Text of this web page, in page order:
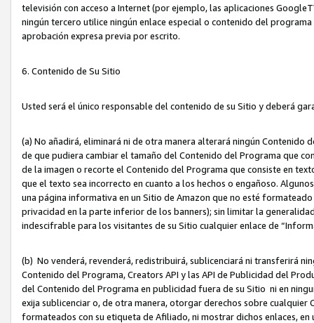
televisión con acceso a Internet (por ejemplo, las aplicaciones
ningún tercero utilice ningún enlace especial o contenido del
aprobación expresa previa por escrito.
6. Contenido de Su Sitio
Usted será el único responsable del contenido de su Sitio y deberá
(a) No añadirá, eliminará ni de otra manera alterará ningún
de que pudiera cambiar el tamaño del Contenido del Programa que
de la imagen o recorte el Contenido del Programa que consiste en
que el texto sea incorrecto en cuanto a los hechos o engañoso.
una página informativa en un Sitio de Amazon que no esté
privacidad en la parte inferior de los banners); sin limitar la
indescifrable para los visitantes de su Sitio cualquier enlace de
(b) No venderá, revenderá, redistribuirá, sublicenciará ni transferirá
Contenido del Programa, Creators API y las API de Publicidad del
del Contenido del Programa en publicidad fuera de su Sitio ni en
exija sublicenciar o, de otra manera, otorgar derechos sobre
formateados con su etiqueta de Afiliado, ni mostrar dichos enlaces,